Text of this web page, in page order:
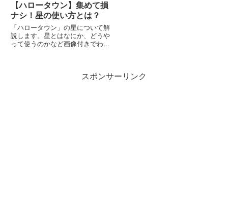
【ハロータウン】集めて損
ナシ！星の使い方とは？
「ハロータウン」の星について解
説します。星とはなにか、どうや
って使うのかなど画像付きでわか
スポンサーリンク